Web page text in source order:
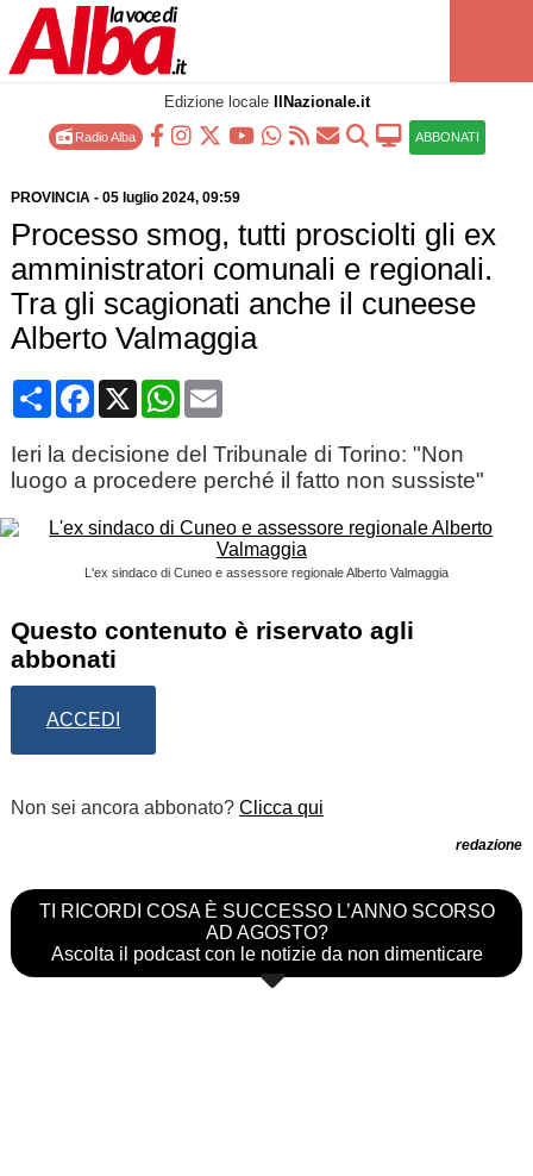
Edizione locale IlNazionale.it
Radio Alba ABBONATI
PROVINCIA- 05 luglio 2024, 09:59
Processo smog, tutti prosciolti gli ex
amministratori comunali e regionali.
Tra gli scagionati anche il cuneese
Alberto Valmaggia
CondividiFacebook
X WhatsApp
Email
Ieri la decisione del Tribunale di Torino: "Non
luogo a procedere perché il fatto non sussiste"
L'ex sindaco di Cuneo e assessore regionale Alberto Valmaggia
Questo contenuto è riservato agli
abbonati
ACCEDI
Non sei ancora abbonato? Clicca qui
redazione
TI RICORDI COSA È SUCCESSO L’ANNO SCORSO
AD AGOSTO?
Ascolta il podcast con le notizie da non dimenticare